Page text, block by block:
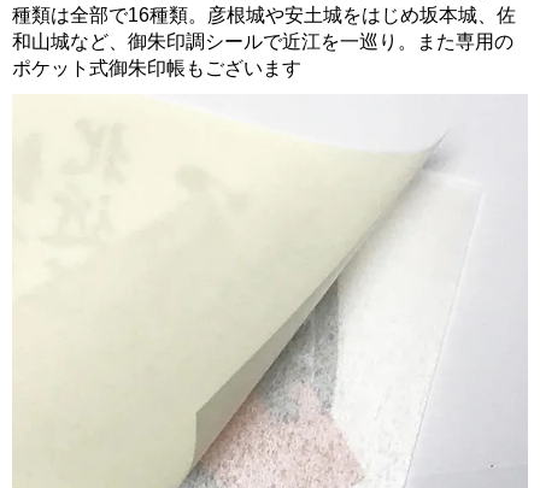
種類は全部で16種類。彦根城や安土城をはじめ坂本城、佐
和山城など、御朱印調シールで近江を一巡り。また専用の
ポケット式御朱印帳もございます